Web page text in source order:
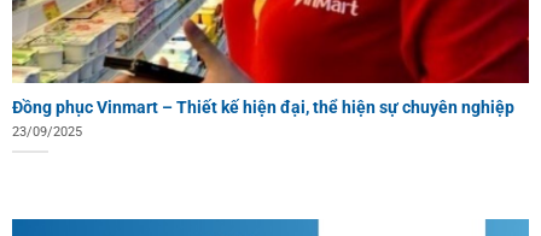
Đồng phục Vinmart – Thiết kế hiện đại, thể hiện sự chuyên nghiệp
23/09/2025